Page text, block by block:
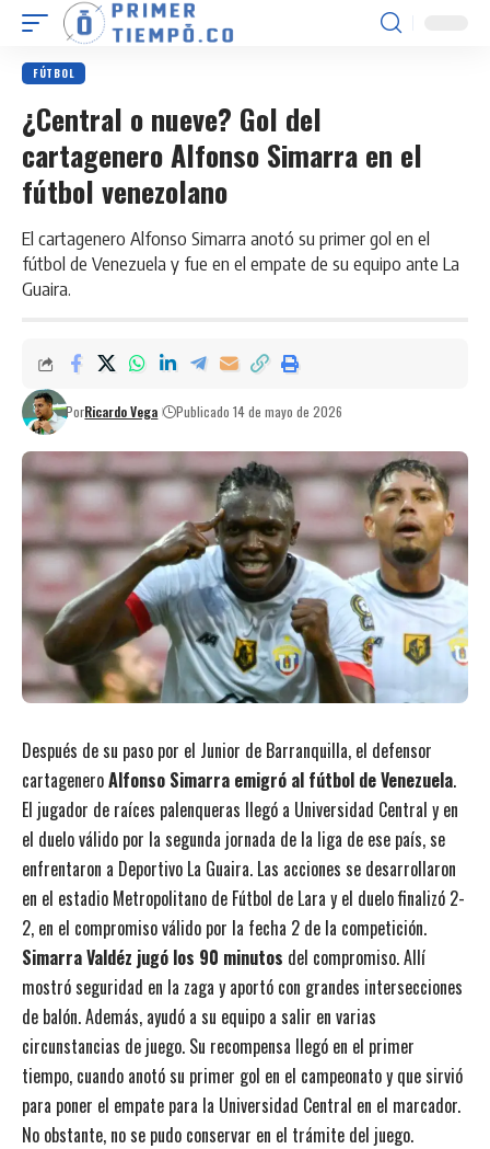
FÚTBOL
¿Central o nueve? Gol del
cartagenero Alfonso Simarra en el
fútbol venezolano
El cartagenero Alfonso Simarra anotó su primer gol en el
fútbol de Venezuela y fue en el empate de su equipo ante La
Guaira.
PorRicardo Vega Publicado 14 de mayo de 2026
Después de su paso por el Junior de Barranquilla, el defensor
cartageneroAlfonso Simarra emigró al fútbol de Venezuela.
El jugador de raíces palenqueras llegó a Universidad Central y en
el duelo válido por la segunda jornada de la liga de ese país, se
enfrentaron a Deportivo La Guaira. Las acciones se desarrollaron
en el estadio Metropolitano de Fútbol de Lara y el duelo finalizó 2-
2, en el compromiso válido por la fecha 2 de la competición.
Simarra Valdéz jugó los 90 minutos del compromiso. Allí
mostró seguridad en la zaga y aportó con grandes intersecciones
de balón. Además, ayudó a su equipo a salir en varias
circunstancias de juego. Su recompensa llegó en el primer
tiempo, cuando anotó su primer gol en el campeonato y que sirvió
para poner el empate para la Universidad Central en el marcador.
No obstante, no se pudo conservar en el trámite del juego.